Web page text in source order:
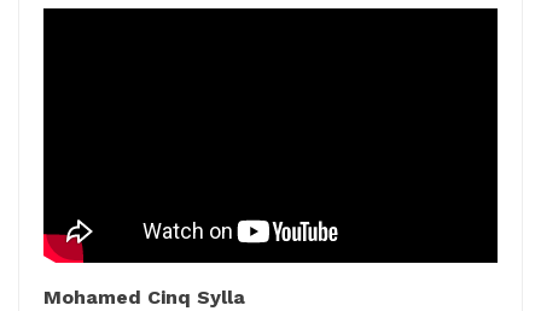
Mohamed Cinq Sylla